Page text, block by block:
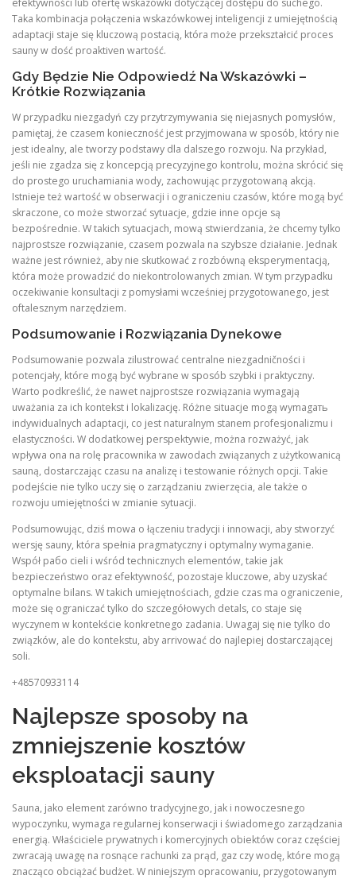
Taka kombinacja połączenia wskazówkowej inteligencji z umiejętnością
adaptacji staje się kluczową postacią, która może przekształcić proces
sauny w dość proaktiven wartość.
Gdy Będzie Nie Odpowiedź Na Wskazówki –
Krótkie Rozwiązania
W przypadku niezgadyń czy przytrzymywania się niejasnych pomysłów,
pamiętaj, że czasem konieczność jest przyjmowana w sposób, który nie
jest idealny, ale tworzy podstawy dla dalszego rozwoju. Na przykład,
jeśli nie zgadza się z koncepcją precyzyjnego kontrolu, można skrócić się
do prostego uruchamiania wody, zachowując przygotowaną akcją.
Istnieje też wartość w obserwacji i ograniczeniu czasów, które mogą być
skraczone, co może stworzać sytuacje, gdzie inne opcje są
bezpośrednie. W takich sytuacjach, mową stwierdzania, że chcemy tylko
najprostsze rozwiązanie, czasem pozwala na szybsze działanie. Jednak
ważne jest również, aby nie skutkować z rozbówną eksperymentacją,
która może prowadzić do niekontrolowanych zmian. W tym przypadku
oczekiwanie konsultacji z pomysłami wcześniej przygotowanego, jest
oftalesznym narzędziem.
Podsumowanie i Rozwiązania Dynekowe
Podsumowanie pozwala zilustrować centralne niezgadničności i
potencjały, które mogą być wybrane w sposób szybki i praktyczny.
Warto podkreślić, że nawet najprostsze rozwiązania wymagają
uważania za ich kontekst i lokalizację. Różne situacje mogą wymagать
indywidualnych adaptacji, co jest naturalnym stanem profesjonalizmu i
elastyczności. W dodatkowej perspektywie, można rozważyć, jak
wpływa ona na rolę pracownika w zawodach związanych z użytkowanicą
sauną, dostarczając czasu na analizę i testowanie różnych opcji. Takie
podejście nie tylko uczy się o zarządzaniu zwierzęcia, ale także o
rozwoju umiejętności w zmianie sytuacji.
Podsumowując, dziś mowa o łączeniu tradycji i innowacji, aby stworzyć
wersję sauny, która spełnia pragmatyczny i optymalny wymaganie.
Współ рабо cieli i wśród technicznych elementów, takie jak
bezpieczeństwo oraz efektywność, pozostaje kluczowe, aby uzyskać
optymalne bilans. W takich umiejętnościach, gdzie czas ma ograniczenie,
może się ograniczać tylko do szczegółowych detals, co staje się
wyczynem w kontekście konkretnego zadania. Uwagaj się nie tylko do
związków, ale do kontekstu, aby arrivować do najlepiej dostarczającej
soli.
+48570933114
Najlepsze sposoby na
zmniejszenie kosztów
eksploatacji sauny
Sauna, jako element zarówno tradycyjnego, jak i nowoczesnego
wypoczynku, wymaga regularnej konserwacji i świadomego zarządzania
energią. Właściciele prywatnych i komercyjnych obiektów coraz częściej
zwracają uwagę na rosnące rachunki za prąd, gaz czy wodę, które mogą
znacząco obciążać budżet. W niniejszym opracowaniu, przygotowanym